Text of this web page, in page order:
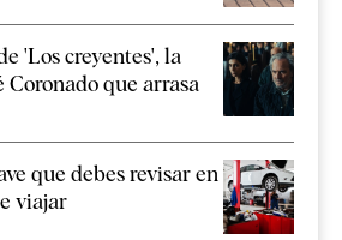
'Los creyentes', la
Coronado que arrasa
que debes revisar en
viajar